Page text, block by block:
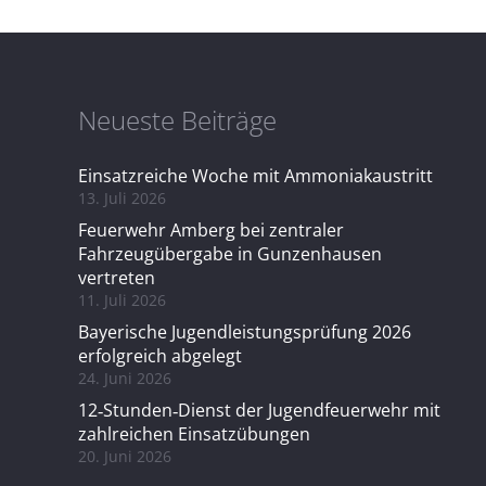
Neueste Beiträge
Einsatzreiche Woche mit Ammoniakaustritt
13. Juli 2026
Feuerwehr Amberg bei zentraler
Fahrzeugübergabe in Gunzenhausen
vertreten
11. Juli 2026
Bayerische Jugendleistungsprüfung 2026
erfolgreich abgelegt
24. Juni 2026
12‑Stunden‑Dienst der Jugendfeuerwehr mit
zahlreichen Einsatzübungen
20. Juni 2026